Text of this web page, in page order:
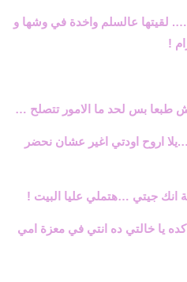
لقيتها عالسلم واخدة في وشها و
!
طبعا بس لحد ما الامور تتصلح …
اروح اودتي اغير عشان نحضر
انك جيتي …هتملي عليا البيت !
يا خالتي ده انتي في معزة امي